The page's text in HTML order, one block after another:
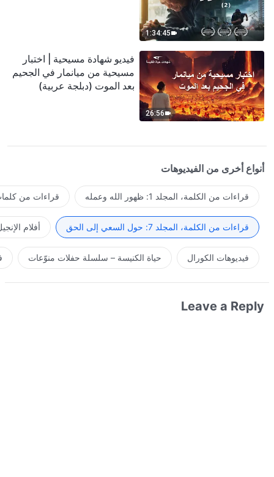
1:34:45
26:56
فيديو شهادة مسيحية | اختبار
مسيحية من ميانمار في الجحيم
بعد الموت (دبلجة عربية)
أنواع أخرى من الفيديوهات
قراءات من الكلمة، المجلد 1: ظهور الله وعمله قراءات من
قراءات من الكلمة، المجلد 7: حول السعي إلى الحق أفلام
فيديوهات الكورال حياة الكنيسة – سلسلة حفلات منوّعات
Leave a Reply